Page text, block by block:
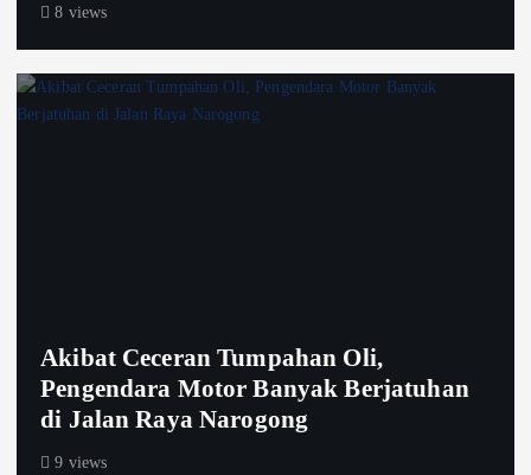
8 views
Akibat Ceceran Tumpahan Oli,
Pengendara Motor Banyak Berjatuhan
di Jalan Raya Narogong
9 views